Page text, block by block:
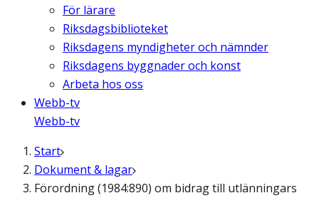
För lärare
Riksdagsbiblioteket
Riksdagens myndigheter och nämnder
Riksdagens byggnader och konst
Arbeta hos oss
Webb-tv
Webb-tv
Start
Dokument & lagar
Förordning (1984:890) om bidrag till utlänningars